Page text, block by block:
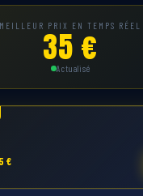
MEILLEUR PRIX EN TEMPS RÉEL
35 €
Actualisé
€